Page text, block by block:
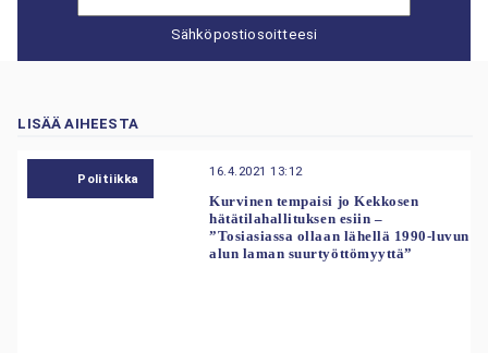
Sähköpostiosoitteesi
LISÄÄ AIHEESTA
Politiikka 16.4.2021 13:12
Kurvinen tempaisi jo Kekkosen
hätätilahallituksen esiin –
”Tosiasiassa ollaan lähellä 1990-luvun
alun laman suurtyöttömyyttä”